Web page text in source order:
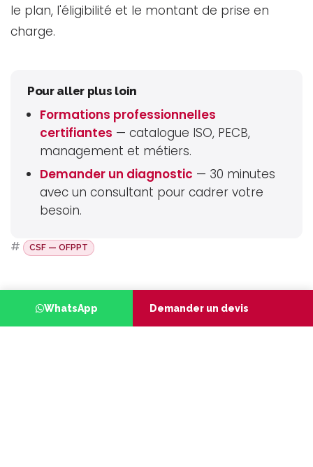
le plan, l'éligibilité et le montant de prise en
charge.
Pour aller plus loin
Formations professionnelles
certifiantes — catalogue ISO, PECB,
management et métiers.
Demander un diagnostic — 30 minutes
avec un consultant pour cadrer votre
besoin.
# CSF — OFPPT
WhatsApp Demander un devis